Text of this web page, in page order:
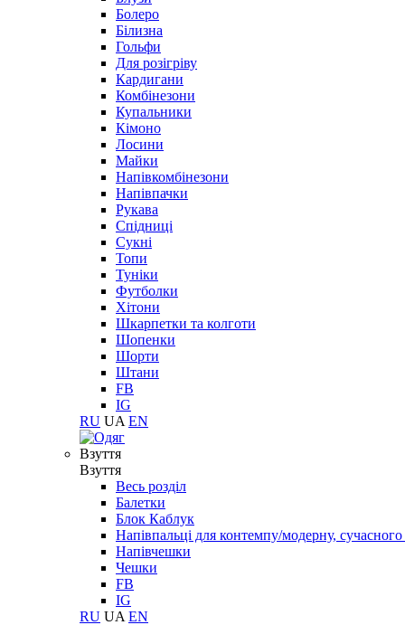
Болеро
Білизна
Гольфи
Для розігріву
Кардигани
Комбінезони
Купальники
Кімоно
Лосини
Майки
Напівкомбінезони
Напівпачки
Рукава
Спідниці
Сукні
Топи
Туніки
Футболки
Хітони
Шкарпетки та колготи
Шопенки
Шорти
Штани
FB
IG
RU UA EN
Взуття
Взуття
Весь розділ
Балетки
Блок Каблук
Напівпальці для контемпу/модерну,
Напівчешки
Чешки
FB
IG
RU UA EN